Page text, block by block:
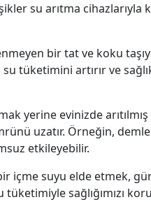
su arıtma cihazlarıyla
bir tat ve koku
tüketimini artırır ve
yerine evinizde
uzatır. Örneğin,
etkileyebilir.
içme suyu elde etmek,
sağlığımızı